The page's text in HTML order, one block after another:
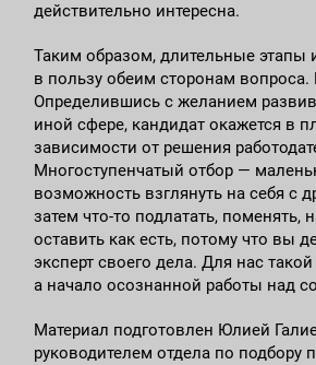
действительно интересна.
Таким образом, длительные этапы
в пользу обеим сторонам вопроса.
Определившись с желанием
иной сфере, кандидат окажется в
зависимости от решения
Многоступенчатый отбор —
возможность взглянуть на себя с
затем что-то подлатать, поменять,
оставить как есть, потому что вы
эксперт своего дела. Для нас
а начало осознанной работы над
Материал подготовлен Юлией
руководителем отдела по подбору